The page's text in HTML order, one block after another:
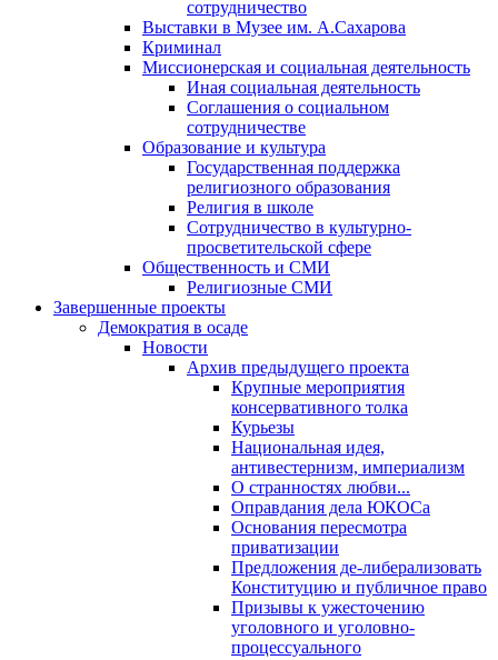
сотрудничество
Выставки в Музее им. А.Сахарова
Криминал
Миссионерская и социальная деятельность
Иная социальная деятельность
Соглашения о социальном
сотрудничестве
Образование и культура
Государственная поддержка
религиозного образования
Религия в школе
Сотрудничество в культурно-
просветительской сфере
Общественность и СМИ
Религиозные СМИ
Завершенные проекты
Демократия в осаде
Новости
Архив предыдущего проекта
Крупные мероприятия
консервативного толка
Курьезы
Национальная идея,
антивестернизм, империализм
О странностях любви...
Оправдания дела ЮКОСа
Основания пересмотра
приватизации
Предложения де-либерализовать
Конституцию и публичное право
Призывы к ужесточению
уголовного и уголовно-
процессуального